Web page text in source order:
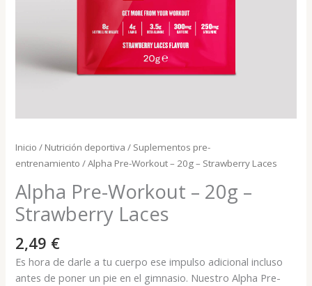
Inicio / Nutrición deportiva / Suplementos pre-
entrenamiento / Alpha Pre-Workout – 20g – Strawberry Laces
Alpha Pre-Workout – 20g –
Strawberry Laces
2,49 €
Es hora de darle a tu cuerpo ese impulso adicional incluso
antes de poner un pie en el gimnasio. Nuestro Alpha Pre-